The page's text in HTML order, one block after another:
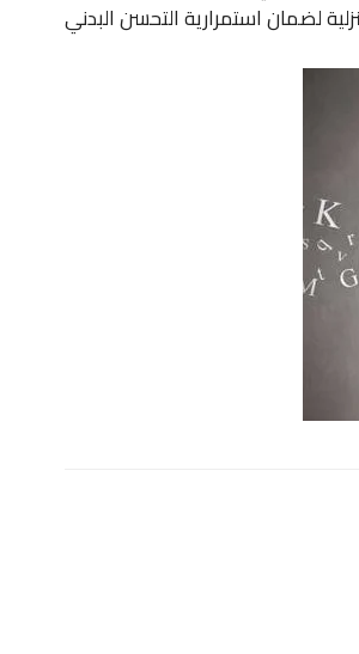
لضمان استمرارية التحسن البدني